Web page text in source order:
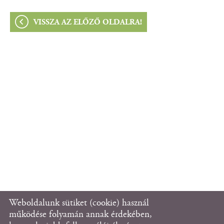
VISSZA AZ ELŐZŐ OLDALRA!
© 2026 - Fanni Házat Támogató Alapítvány
Weboldalunk sütiket (cookie) használ
működése folyamán annak érdekében,